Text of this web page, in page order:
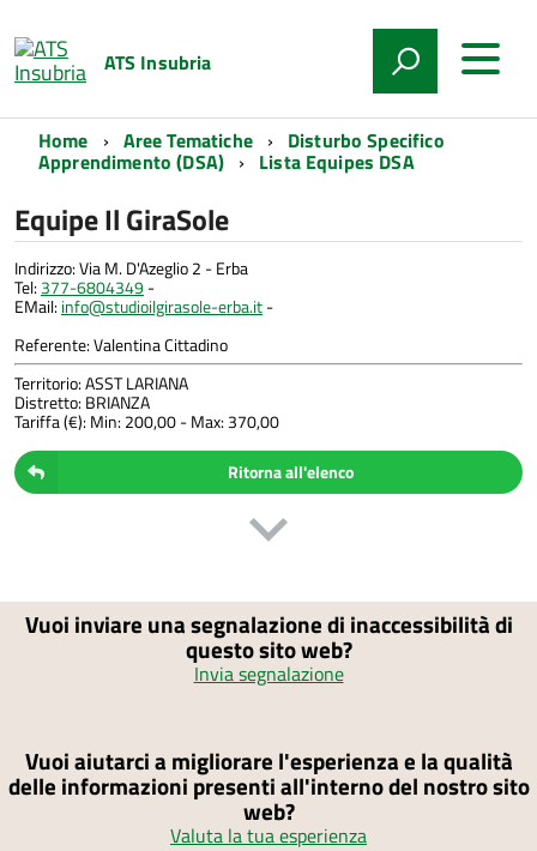
ATS Insubria
Home Aree Tematiche Disturbo Specifico
Apprendimento (DSA) Lista Equipes DSA
Equipe Il GiraSole
Indirizzo: Via M. D'Azeglio 2 - Erba
Tel:377-6804349-
EMail:info@studioilgirasole-erba.it-
Referente: Valentina Cittadino
Territorio: ASST LARIANA
Distretto: BRIANZA
Tariffa (€): Min: 200,00 - Max: 370,00
Ritorna all'elenco
Vuoi inviare una segnalazione di inaccessibilità di
questo sito web?
Invia segnalazione
Vuoi aiutarci a migliorare l'esperienza e la qualità
delle informazioni presenti all'interno del nostro sito
web?
Valuta la tua esperienza